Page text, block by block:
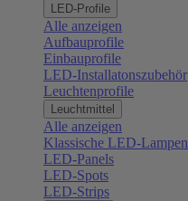
LED-Profile
Alle anzeigen
Aufbauprofile
Einbauprofile
LED-Installatonszubehör
Leuchtenprofile
Leuchtmittel
Alle anzeigen
Klassische LED-Lampen
LED-Panels
LED-Spots
LED-Strips